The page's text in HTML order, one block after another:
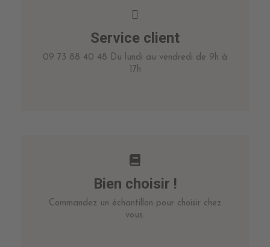
Service client
09 73 88 40 48 Du lundi au vendredi de 9h à
17h
Bien choisir !
Commandez un échantillon pour choisir chez
vous.